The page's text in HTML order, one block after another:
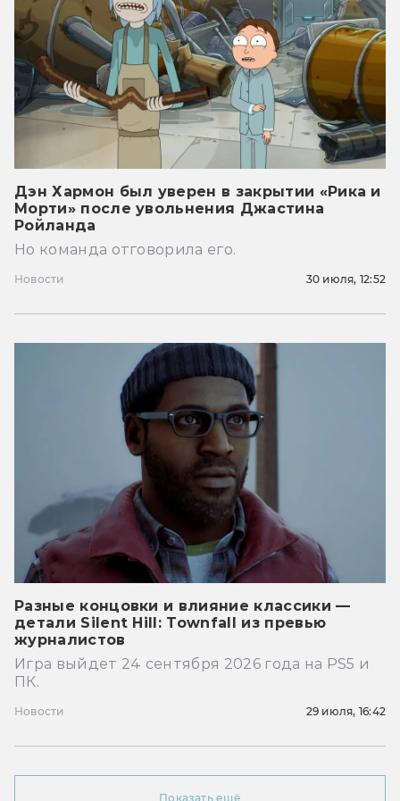
Дэн Хармон был уверен в закрытии «Рика и
Морти» после увольнения Джастина
Ройланда
Но команда отговорила его.
Новости 30 июля, 12:52
Разные концовки и влияние классики —
детали Silent Hill: Townfall из превью
журналистов
Игра выйдет 24 сентября 2026 года на PS5 и
ПК.
Новости 29 июля, 16:42
Показать ещё